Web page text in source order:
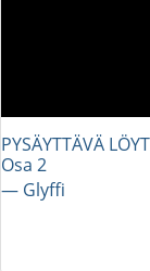
PYSÄYTTÄVÄ
Osa 2
― Glyffi